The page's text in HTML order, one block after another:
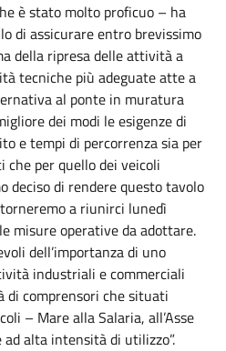
è stato molto proficuo – ha
di assicurare entro brevissimo
della ripresa delle attività a
tecniche più adeguate atte a
al ponte in muratura
dei modi le esigenze di
e tempi di percorrenza sia per
che per quello dei veicoli
deciso di rendere questo tavolo
a riunirci lunedì
misure operative da adottare.
dell’importanza di uno
industriali e commerciali
di comprensori che situati
– Mare alla Salaria, all’Asse
alta intensità di utilizzo”.